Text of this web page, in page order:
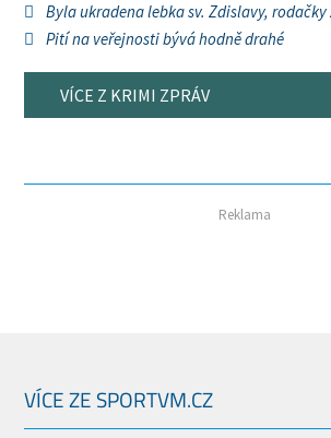
Byla ukradena lebka sv. Zdislavy, rodačky
Pití na veřejnosti bývá hodně drahé
VÍCE Z KRIMI ZPRÁV
Reklama
VÍCE ZE SPORTVM.CZ